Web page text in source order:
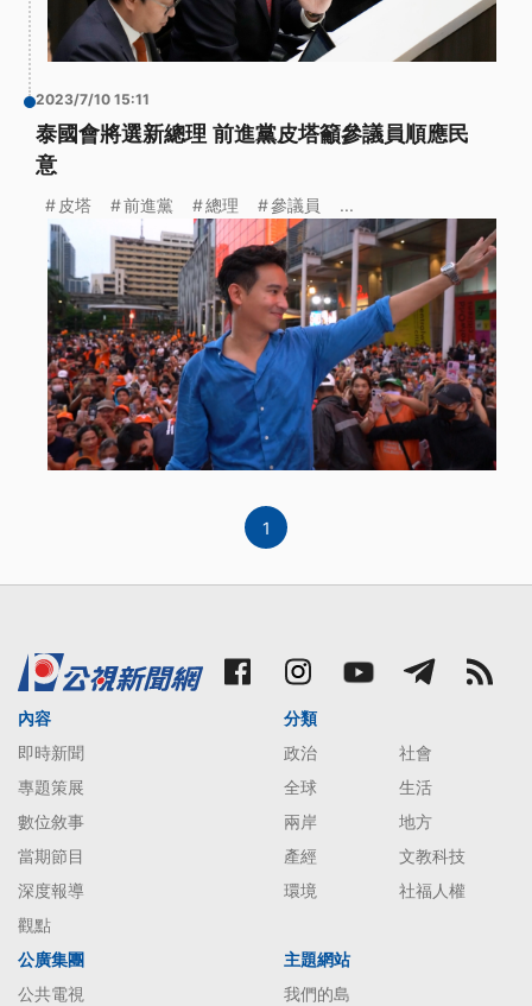
2023/7/10 15:11
泰國會將選新總理 前進黨皮塔籲參議員順應民
意
皮塔 前進黨 總理 參議員 ...
1
內容
即時新聞
專題策展
數位敘事
當期節目
深度報導
觀點
分類
政治
社會
全球
生活
兩岸
地方
產經
文教科技
環境
社福人權
公廣集團
公共電視
主題網站
我們的島